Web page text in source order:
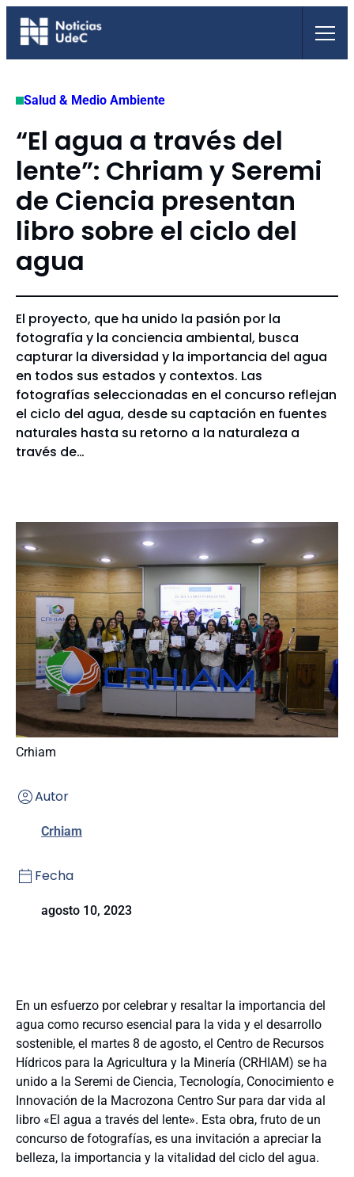
Saltar
Salud & Medio Ambiente
“El agua a través del
lente”: Chriam y Seremi
de Ciencia presentan
libro sobre el ciclo del
agua
El proyecto, que ha unido la pasión por la
fotografía y la conciencia ambiental, busca
capturar la diversidad y la importancia del agua
en todos sus estados y contextos. Las
fotografías seleccionadas en el concurso reflejan
el ciclo del agua, desde su captación en fuentes
naturales hasta su retorno a la naturaleza a
través de…
Crhiam
Autor
Crhiam
Fecha
agosto 10, 2023
En un esfuerzo por celebrar y resaltar la importancia del
agua como recurso esencial para la vida y el desarrollo
sostenible, el martes 8 de agosto, el Centro de Recursos
Hídricos para la Agricultura y la Minería (CRHIAM) se ha
unido a la Seremi de Ciencia, Tecnología, Conocimiento e
Innovación de la Macrozona Centro Sur para dar vida al
libro «El agua a través del lente». Esta obra, fruto de un
concurso de fotografías, es una invitación a apreciar la
belleza, la importancia y la vitalidad del ciclo del agua.